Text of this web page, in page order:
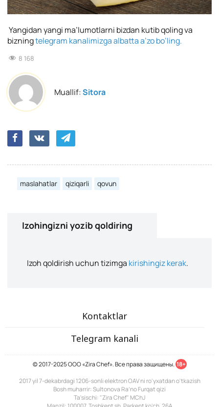
Yangidan yangi ma’lumotlarni bizdan kutib qoling va
bizningtelegram kanalimizga albatta a’zo bo’ling.
8 168
Muallif:Sitora
maslahatlar qiziqarli qovun
Izohingizni yozib qoldiring
Izoh qoldirish uchun tizimga kirishingiz kerak.
Kontaktlar
Telegram kanali
© 2017-2025 ООО «Zira Chef». Все права защищены. 18+
2017 yil 7-dekabrdagi 1206-sonli elektron OAV ni ro'yxatdan o'tkazish
Bosh muharrir: Sultonova Ra’no Furqat qizi
Ta'sischi: "Zira Chef" MChJ